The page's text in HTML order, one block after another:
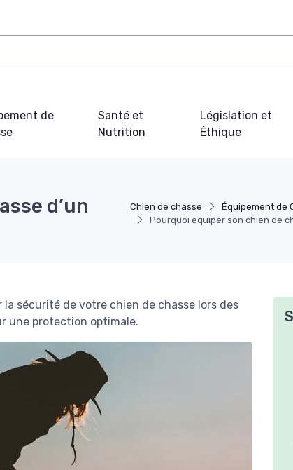
de
Santé et
Nutrition
Législation et
Éthique
Chien de chasse Équipement de
Pourquoi équiper son chien de
d’un
sécurité de votre chien de chasse lors des
une protection optimale.